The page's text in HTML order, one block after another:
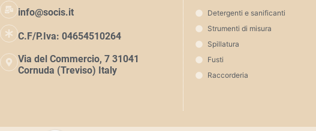
info@socis.it
C.F/P.Iva: 04654510264
Via del Commercio, 7 31041
Cornuda (Treviso) Italy
Detergenti e sanificanti
Strumenti di misura
Spillatura
Fusti
Raccorderia